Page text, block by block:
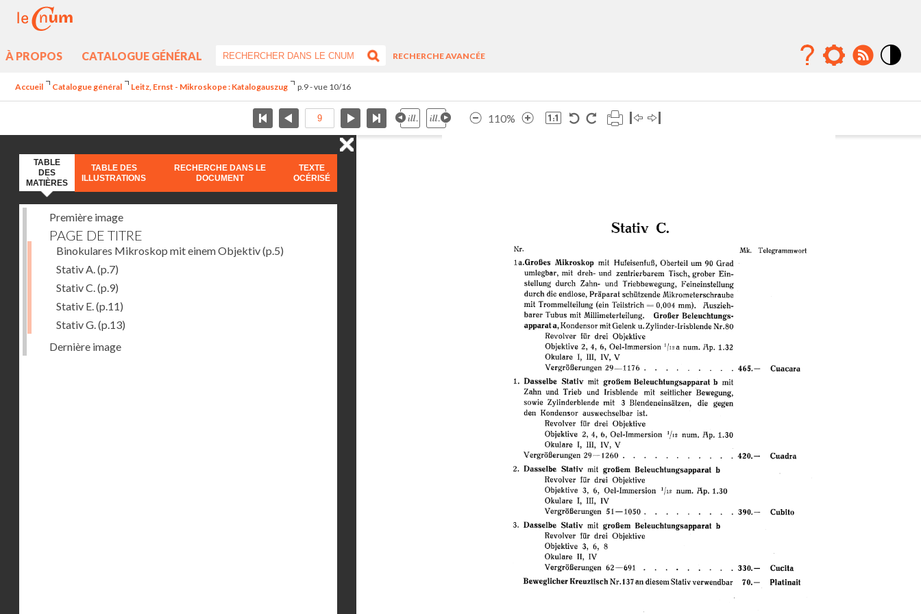
À PROPOS CATALOGUE GÉNÉRAL
RECHERCHE AVANCÉE
Accueil Catalogue général Leitz, Ernst - Mikroskope : Katalogauszug p.9 - vue 10/16
110%
TABLE
DES
MATIÈRES
TABLE DES
ILLUSTRATIONS
RECHERCHE DANS LE
DOCUMENT
TEXTE
OCÉRISÉ
Première image
PAGE DE TITRE
Binokulares Mikroskop mit einem Objektiv(p.5)
Stativ A.(p.7)
Stativ C.(p.9)
Stativ E.(p.11)
Stativ G.(p.13)
Dernière image